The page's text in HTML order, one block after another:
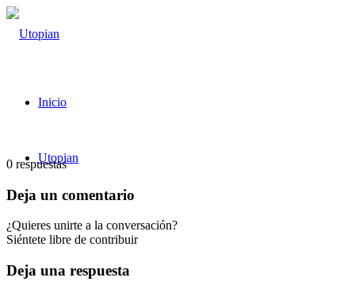
Inicio
Utopian
0 respuestas
Deja un comentario
¿Quieres unirte a la conversación?
Siéntete libre de contribuir
Deja una respuesta